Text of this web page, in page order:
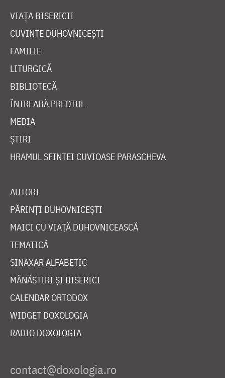
VIAȚA BISERICII
CUVINTE DUHOVNICEȘTI
FAMILIE
LITURGICĂ
BIBLIOTECĂ
ÎNTREABĂ PREOTUL
MEDIA
ȘTIRI
HRAMUL SFINTEI CUVIOASE PARASCHEVA
AUTORI
PĂRINȚI DUHOVNICEȘTI
MAICI CU VIAȚĂ DUHOVNICEASCĂ
TEMATICĂ
SINAXAR ALFABETIC
MĂNĂSTIRI ȘI BISERICI
CALENDAR ORTODOX
WIDGET DOXOLOGIA
RADIO DOXOLOGIA